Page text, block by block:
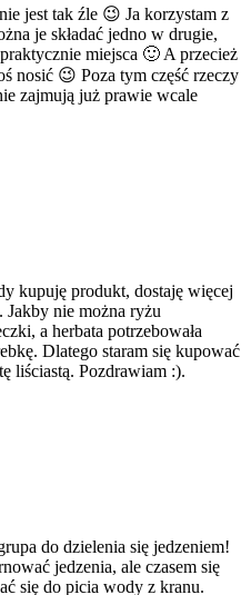
jest tak źle 😉 Ja korzystam z
je składać jedno w drugie,
miejsca 🙂 A przecież
nosić 😉 Poza tym część rzeczy
zajmują już prawie wcale
kupuję produkt, dostaję więcej
Jakby nie można ryżu
a herbata potrzebowała
Dlatego staram się kupować
liściastą. Pozdrawiam :).
do dzielenia się jedzeniem!
jedzenia, ale czasem się
się do picia wody z kranu.